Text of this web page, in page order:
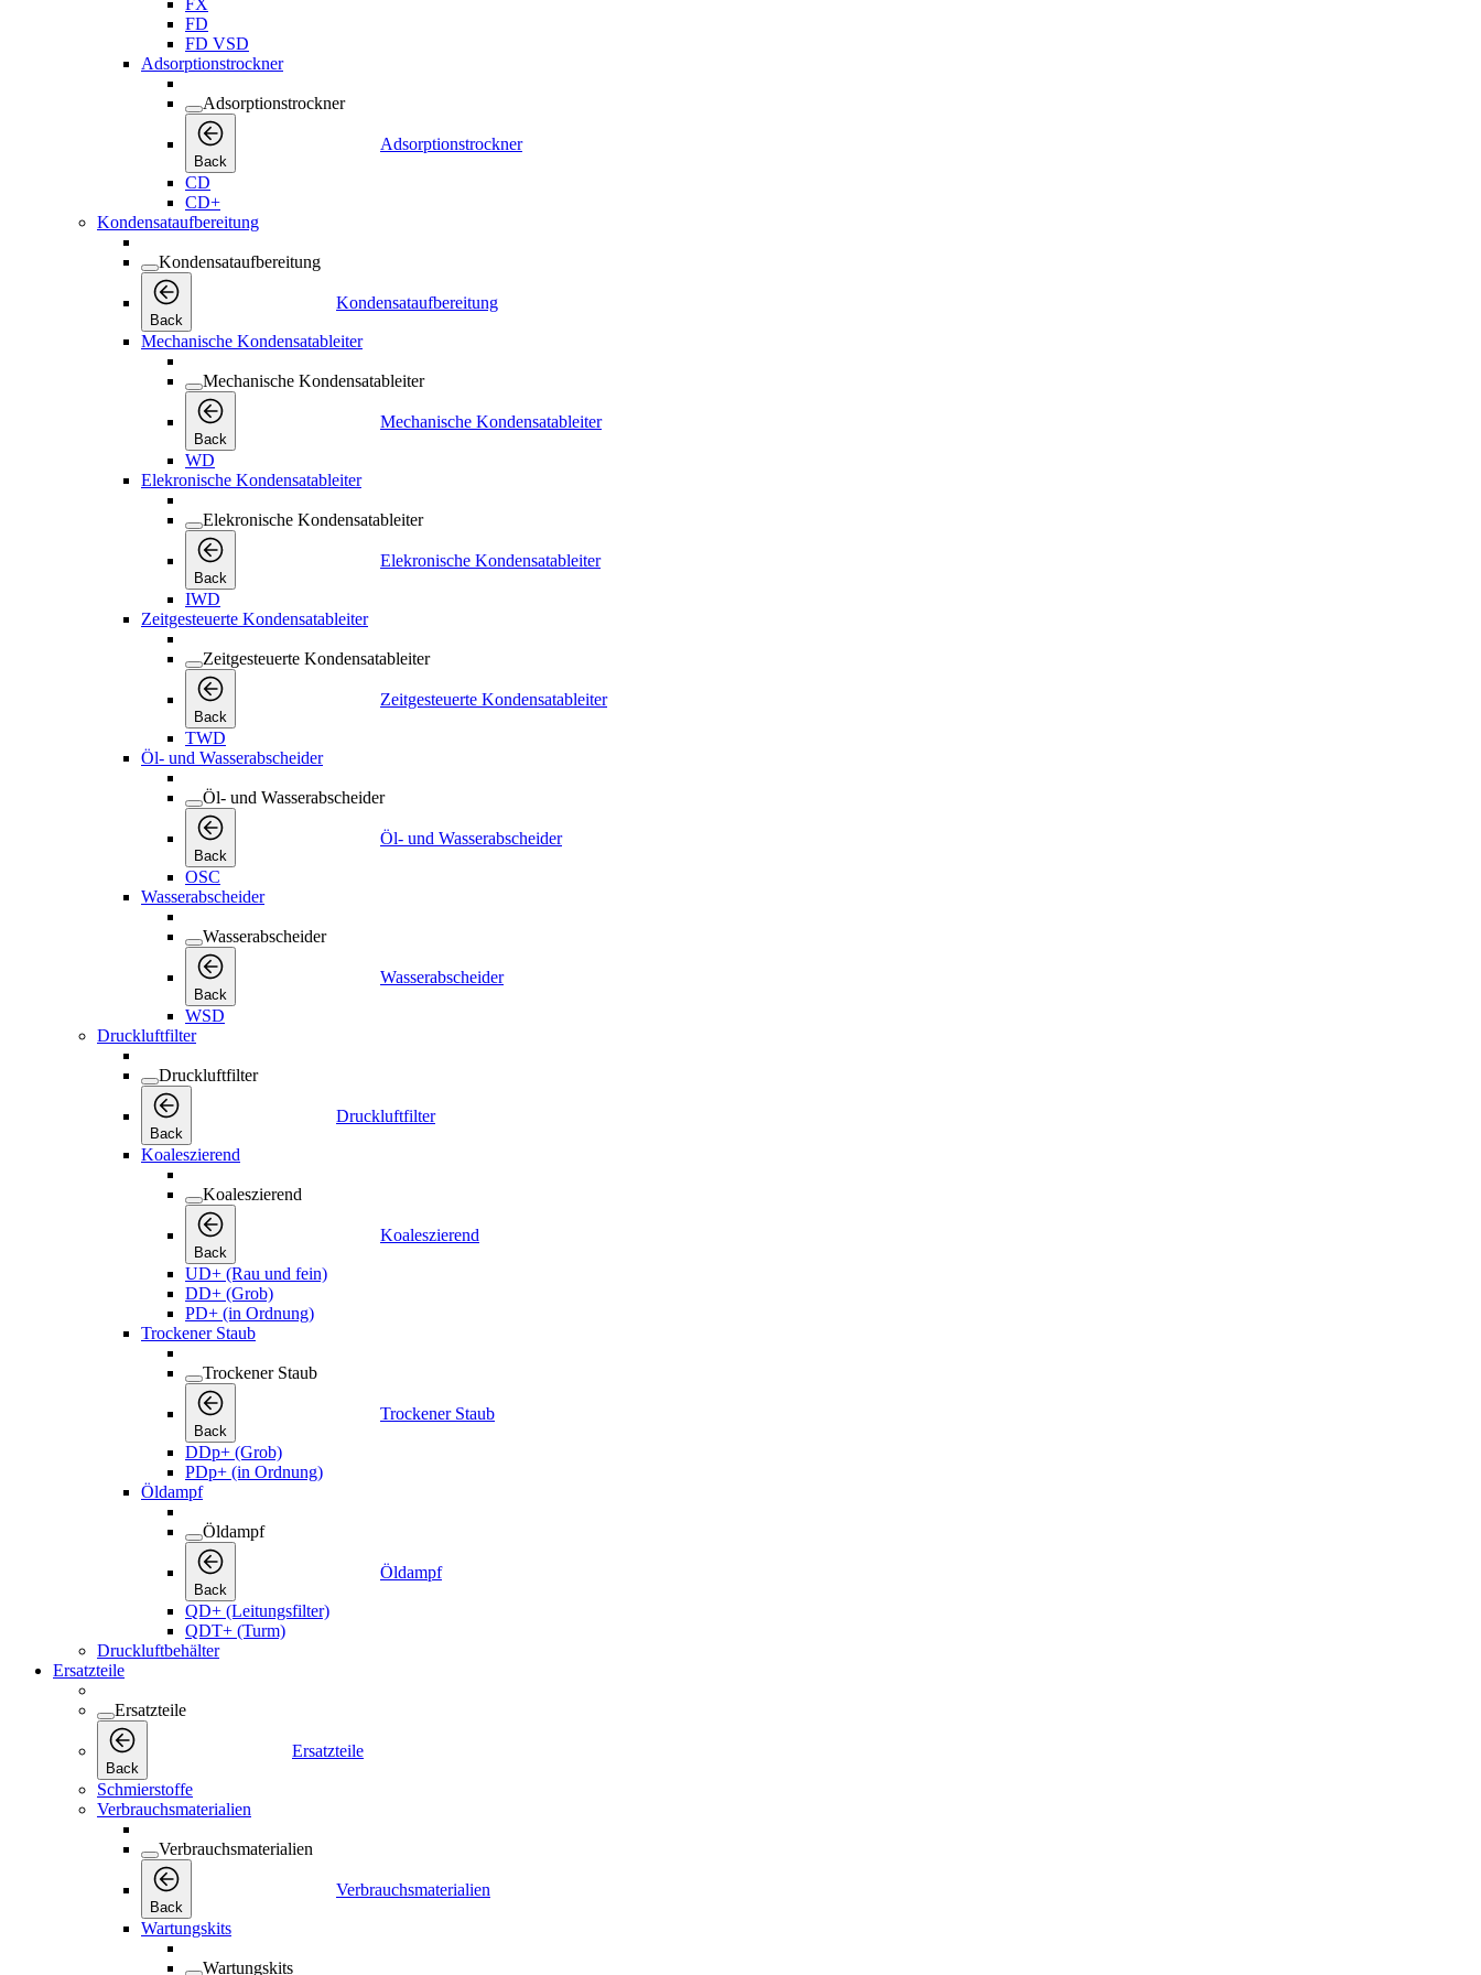
FX
FD
FD VSD
Adsorptionstrockner
Adsorptionstrockner
Back
Adsorptionstrockner
CD
CD+
Kondensataufbereitung
Kondensataufbereitung
Back
Kondensataufbereitung
Mechanische Kondensatableiter
Mechanische Kondensatableiter
Back
Mechanische Kondensatableiter
WD
Elekronische Kondensatableiter
Elekronische Kondensatableiter
Back
Elekronische Kondensatableiter
IWD
Zeitgesteuerte Kondensatableiter
Zeitgesteuerte Kondensatableiter
Back
Zeitgesteuerte Kondensatableiter
TWD
Öl- und Wasserabscheider
Öl- und Wasserabscheider
Back
Öl- und Wasserabscheider
OSC
Wasserabscheider
Wasserabscheider
Back
Wasserabscheider
WSD
Druckluftfilter
Druckluftfilter
Back
Druckluftfilter
Koaleszierend
Koaleszierend
Back
Koaleszierend
UD+ (Rau und fein)
DD+ (Grob)
PD+ (in Ordnung)
Trockener Staub
Trockener Staub
Back
Trockener Staub
DDp+ (Grob)
PDp+ (in Ordnung)
Öldampf
Öldampf
Back
Öldampf
QD+ (Leitungsfilter)
QDT+ (Turm)
Druckluftbehälter
Ersatzteile
Ersatzteile
Back
Ersatzteile
Schmierstoffe
Verbrauchsmaterialien
Verbrauchsmaterialien
Back
Verbrauchsmaterialien
Wartungskits
Wartungskits